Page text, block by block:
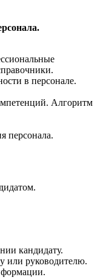
в персонале.
Алгоритм
персонала.
кандидату.
или руководителю.